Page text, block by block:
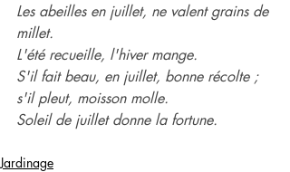
Les abeilles en juillet, ne valent grains de
millet.
L'été recueille, l'hiver mange.
S'il fait beau, en juillet, bonne récolte ;
s'il pleut, moisson molle.
Soleil de juillet donne la fortune.
Jardinage